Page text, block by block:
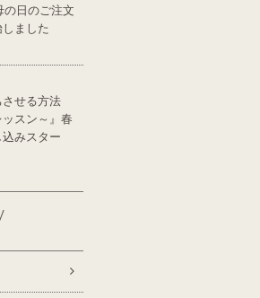
日のご注文
ました
せる方法
ッスン～』春
みスター